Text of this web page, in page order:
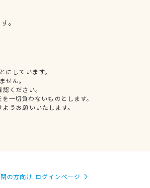
。
しています。
せん。
ください。
一切負わないものとします。
うお願いいたします。
の方向け ログインページ